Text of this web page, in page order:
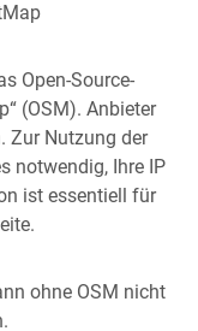
Open-Source-
(OSM). Anbieter
Zur Nutzung der
notwendig, Ihre IP
ist essentiell für
ohne OSM nicht